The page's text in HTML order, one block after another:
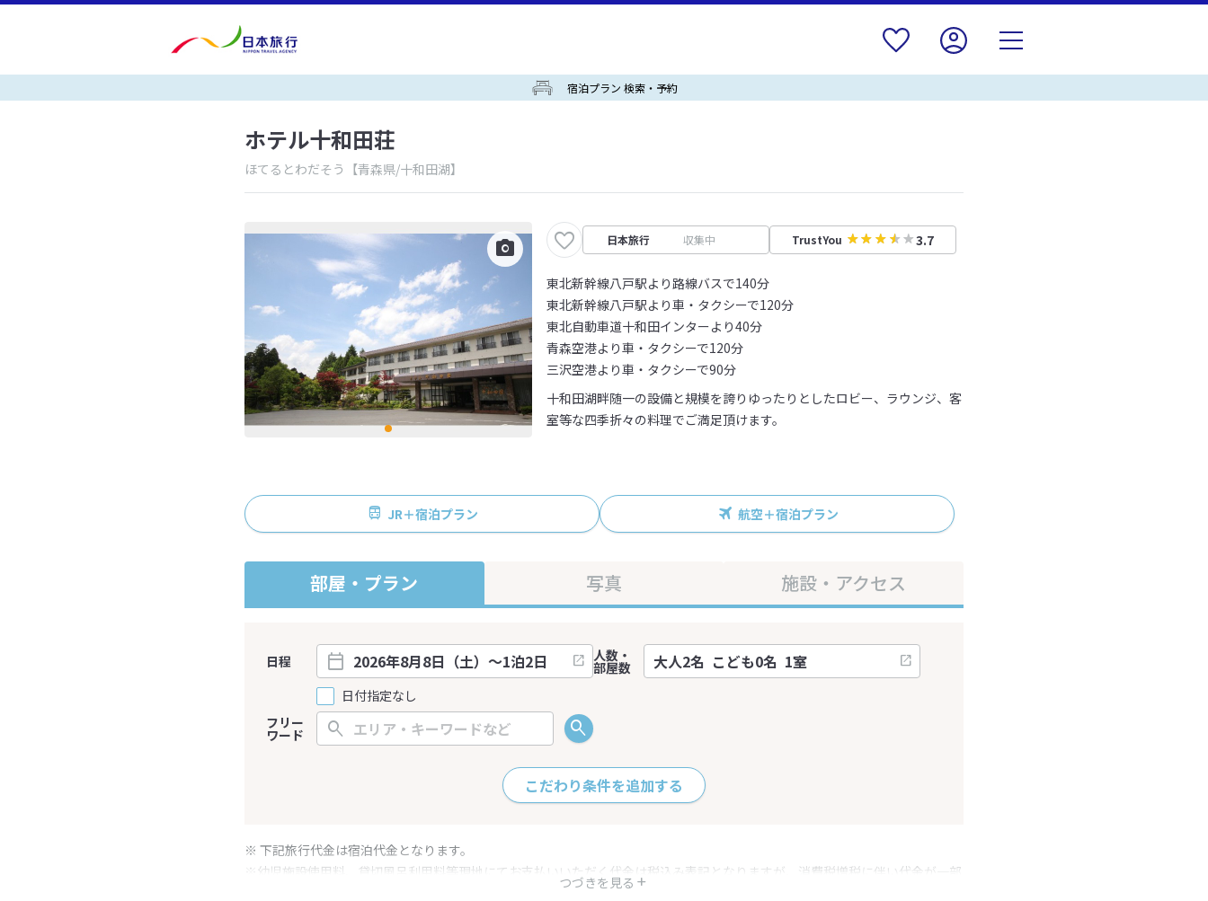
宿泊プラン 検索・予約
ホテル十和田荘
ほてるとわだそう 【青森県/十和田湖】
日本旅行 収集中 TrustYou 3.7
東北新幹線八戸駅より路線バスで140分
東北新幹線八戸駅より車・タクシーで120分
東北自動車道十和田インターより40分
青森空港より車・タクシーで120分
三沢空港より車・タクシーで90分
十和田湖畔随一の設備と規模を誇りゆったりとしたロビー、ラウンジ、客
室等な四季折々の料理でご満足頂けます。
JR＋宿泊プラン 航空＋宿泊プラン
部屋・プラン 写真 施設・アクセス
日程
日付指定なし
人数・
部屋数
フリー
ワード
こだわり条件を追加する
つづきを見る
※ 下記旅行代金は宿泊代金となります。
※幼児施設使用料、貸切風呂利用料等現地にてお支払いいただく代金は税込み表記となりますが、消費税増税に伴い代金が一部